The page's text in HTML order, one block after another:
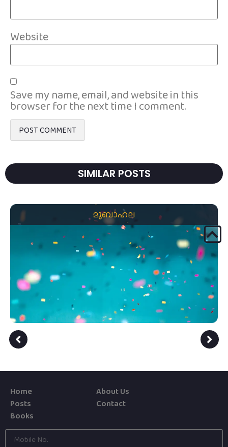
Website
Save my name, email, and website in this
browser for the next time I comment.
SIMILAR POSTS
മുബാഹല
Home
Posts
Books
About Us
Contact